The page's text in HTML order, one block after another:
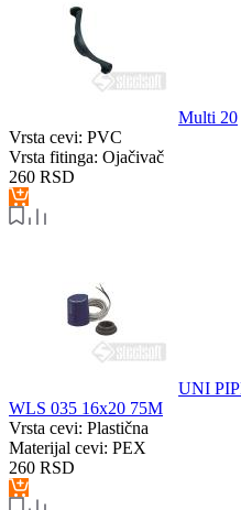
Multi 20
Vrsta cevi: PVC
Vrsta fitinga: Ojačivač
260 RSD
UNI
WLS 035 16x20 75M
Vrsta cevi: Plastična
Materijal cevi: PEX
260 RSD